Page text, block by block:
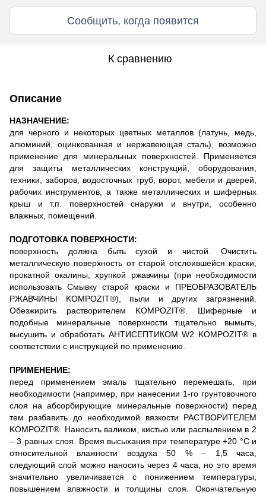
Сообщить, когда появится
К сравнению
Описание
НАЗНАЧЕНИЕ:
для черного и некоторых цветных металлов (латунь, медь,
алюминий, оцинкованная и нержавеющая сталь), возможно
применение для минеральных поверхностей. Применяется
для защиты металлических конструкций, оборудования,
техники, заборов, водосточных труб, ворот, мебели и дверей,
рабочих инструментов, а также металлических и шиферных
крыш и т.п. поверхностей снаружи и внутри, особенно
влажных, помещений.
ПОДГОТОВКА ПОВЕРХНОСТИ:
поверхность должна быть сухой и чистой. Очистить
металлическую поверхность от старой отслоившейся краски,
прокатной окалины, хрупкой ржавчины (при необходимости
использовать Смывку старой краски и ПРЕОБРАЗОВАТЕЛЬ
РЖАВЧИНЫ KOMPOZIT®), пыли и других загрязнений.
Обезжирить растворителем KOMPOZIT®. Шиферные и
подобные минеральные поверхности тщательно вымыть,
высушить и обработать АНТИСЕПТИКОМ W2 KOMPOZIT® в
соответствии с инструкцией по применению.
ПРИМЕНЕНИЕ:
перед применением эмаль тщательно перемешать, при
необходимости (например, при нанесении 1-го грунтовочного
слоя на абсорбирующие минеральные поверхности) перед
тем разбавить до необходимой вязкости РАСТВОРИТЕЛЕМ
KOMPOZIT®. Наносить валиком, кистью или распылением в 2
– 3 равных слоя. Время высыхания при температуре +20 °С и
относительной влажности воздуха 50 % – 1,5 часа,
следующий слой можно наносить через 4 часа, но это время
значительно увеличивается с понижением температуры,
повышением влажности и толщины слоя. Окончательную